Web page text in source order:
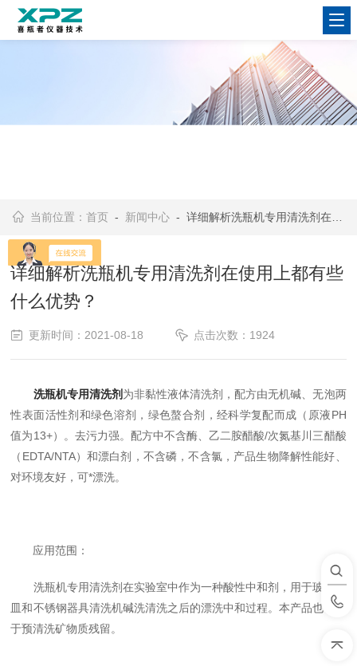
当前位置：首页 - 新闻中心 - 详细解析洗瓶机专用清洗剂在使用上都有些什么优势？
详细解析洗瓶机专用清洗剂在使用上都有些
什么优势？
更新时间：2021-08-18 点击次数：1924
洗瓶机专用清洗剂 为非黏性液体清洗剂，配方由无机碱、无泡两
性表面活性剂和绿色溶剂，绿色螯合剂，经科学复配而成（原液PH
值为13+）。去污力强。配方中不含酶、乙二胺醋酸/次氮基川三醋酸
（EDTA/NTA）和漂白剂，不含磷，不含氯，产品生物降解性能好、
对环境友好，可*漂洗。
应用范围：
洗瓶机专用清洗剂在实验室中作为一种酸性中和剂，用于玻璃器
皿和不锈钢器具清洗机碱洗清洗之后的漂洗中和过程。本产品也可用
于预清洗矿物质残留。